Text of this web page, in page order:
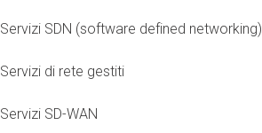
Servizi SDN (software defined networking)
Servizi di rete gestiti
Servizi SD-WAN